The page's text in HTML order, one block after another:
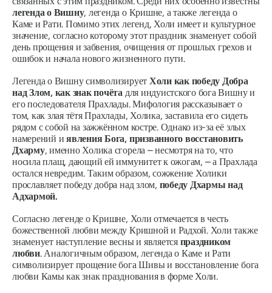
легенда о Вишну, легенда о Кришне, а также легенда о
Каме и Рати. Помимо этих легенд, Холи имеет и культурное
значение, согласно которому этот праздник знаменует собой
день прощения и забвения, очищения от прошлых грехов и
ошибок и начала нового жизненного пути.
Легенда о Вишну символизирует Холи как победу Добра
над Злом, как знак почёта для индуистского бога Вишну и
его последователя Прахлады. Мифология рассказывает о
том, как злая тётя Прахлады, Холика, заставила его сидеть
рядом с собой на зажжённом костре. Однако из-за её злых
намерений иявления Бога, призванного восстановить
Дхарму,именно Холика сгорела – несмотря на то, что
носила плащ, дающий ей иммунитет к ожогам, – а Прахлада
остался невредим. Таким образом, сожжение Холики
прославляет победу добра над злом, победу Дхармынад
Адхармой.
Согласно легенде о Кришне, Холи отмечается в честь
божественной любви между Кришной и Радхой. Холи также
знаменует наступление весны и является праздником
любви. Аналогичным образом, легенда о Каме и Рати
символизирует прощение бога Шивы и восстановление бога
любви Камы как знак празднования в форме Холи.